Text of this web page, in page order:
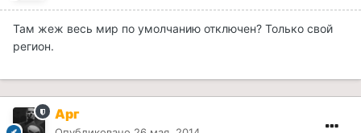
Там жеж весь мир по умолчанию отключен? Только свой
регион.
Арг